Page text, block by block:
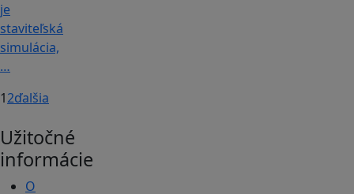
je
staviteľská
simulácia,
…
12ďalšia
Užitočné
informácie
O